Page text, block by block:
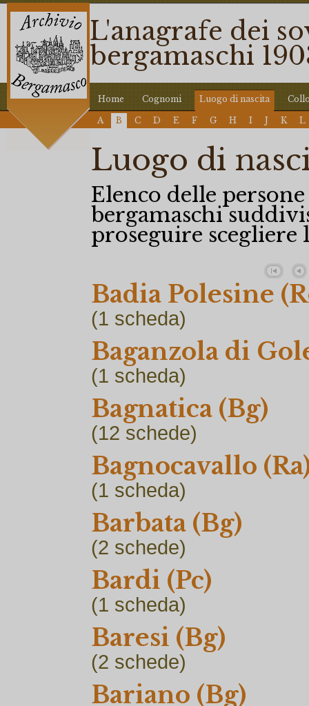
L'anagrafe dei
bergamaschi
Home Cognomi Luogo di nascita
A B C D E F G H I J K L
Luogo di
Elenco delle
bergamaschi
proseguire scegliere
Badia Polesine
(1 scheda)
Baganzola di
(1 scheda)
Bagnatica (Bg)
(12 schede)
Bagnocavallo
(1 scheda)
Barbata (Bg)
(2 schede)
Bardi (Pc)
(1 scheda)
Baresi (Bg)
(2 schede)
Bariano (Bg)